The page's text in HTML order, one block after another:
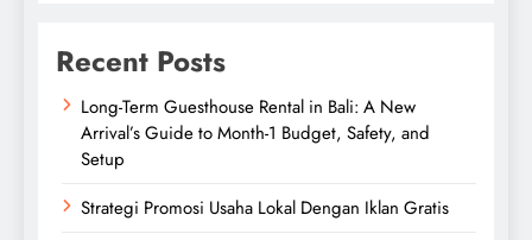
Recent Posts
Long-Term Guesthouse Rental in Bali: A New
Arrival’s Guide to Month-1 Budget, Safety, and
Setup
Strategi Promosi Usaha Lokal Dengan Iklan Gratis